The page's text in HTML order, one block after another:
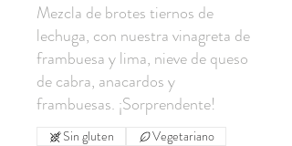
Mezcla de brotes tiernos de
lechuga, con nuestra vinagreta de
frambuesa y lima, nieve de queso
de cabra, anacardos y
frambuesas. ¡Sorprendente!
Sin gluten Vegetariano